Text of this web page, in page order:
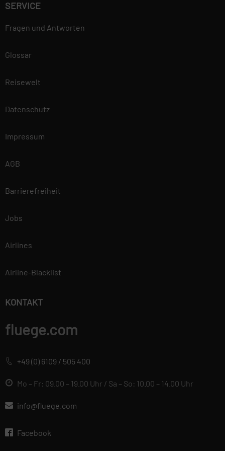
SERVICE
Fragen und Antworten
Glossar
Reisewelt
Datenschutz
Impressum
AGB
Barrierefreiheit
Jobs
Airlines
Airline-Blacklist
KONTAKT
fluege.com
+49 (0) 6109 / 505 400
Mo – Fr: 09.00 – 19.00 Uhr / Sa – So: 10.00 – 14.00 Uhr
info@fluege.com
Facebook